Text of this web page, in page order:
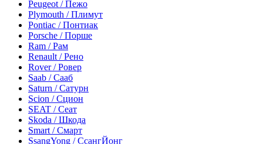
Peugeot / Пежо
Plymouth / Плимут
Pontiac / Понтиак
Porsche / Порше
Ram / Рам
Renault / Рено
Rover / Ровер
Saab / Сааб
Saturn / Сатурн
Scion / Сцион
SEAT / Сеат
Skoda / Шкода
Smart / Смарт
SsangYong / СсангЙонг